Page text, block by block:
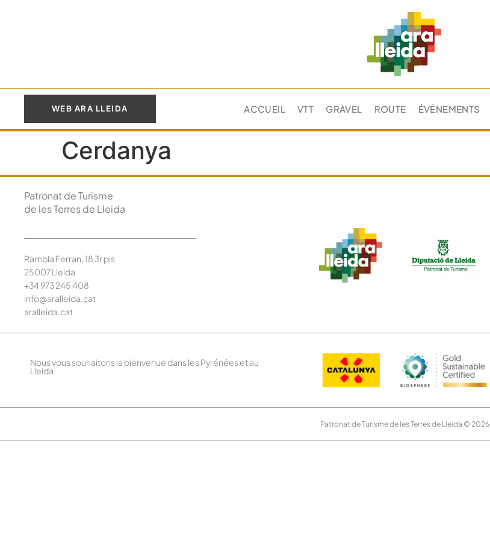
WEB ARA LLEIDA ACCUEIL VTT GRAVEL ROUTE ÉVÉNEMENTS
Cerdanya
Patronat de Turisme
de les Terres de Lleida
Rambla Ferran, 18 3r pis
25007 Lleida
+34 973 245408
info@aralleida.cat
aralleida.cat
Nous vous souhaitons la bienvenue dans les Pyrénées et au
Lleida
Patronat de Turisme de les Terres de Lleida © 2026